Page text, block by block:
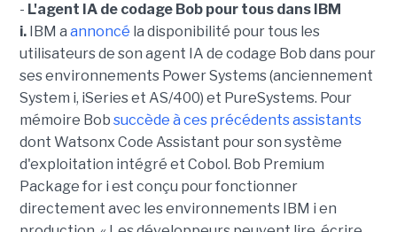
- L'agent IA de codage Bob pour tous dans IBM
i.IBM a annoncé la disponibilité pour tous les
utilisateurs de son agent IA de codage Bob dans pour
ses environnements Power Systems (anciennement
System i, iSeries et AS/400) et PureSystems. Pour
mémoire Bob succède à ces précédents assistants
dont Watsonx Code Assistant pour son système
d'exploitation intégré et Cobol. Bob Premium
Package for i est conçu pour fonctionner
directement avec les environnements IBM i en